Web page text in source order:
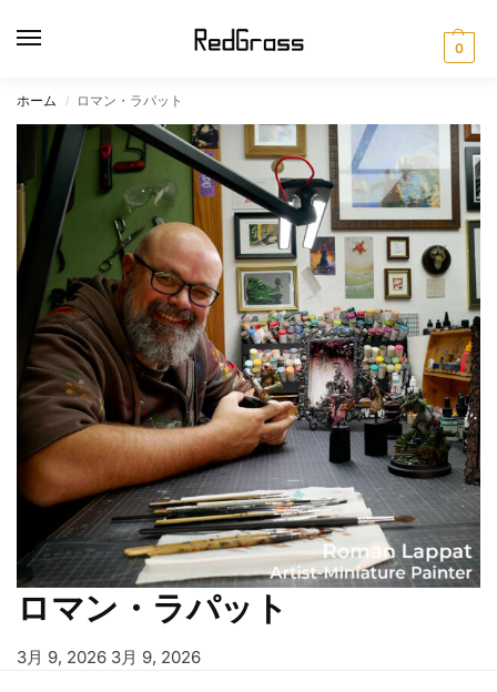
0
ホーム / ロマン・ラパット
ロマン・ラパット
3月 9, 2026 3月 9, 2026